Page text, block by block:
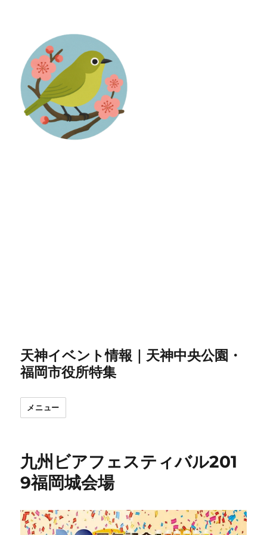
天神イベント情報｜天神中央公園・
福岡市役所特集
メニュー
九州ビアフェスティバル201
9福岡城会場